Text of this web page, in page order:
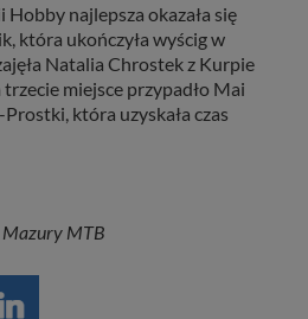
najlepsza okazała się
która ukończyła wyścig w
Natalia Chrostek z Kurpie
trzecie miejsce przypadło Mai
która uzyskała czas
Mazury MTB